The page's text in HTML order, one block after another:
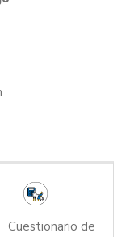
Cuestionario de